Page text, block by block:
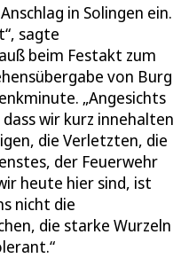
in Solingen ein.
sagte
beim Festakt zum
von Burg
„Angesichts
wir kurz innehalten
die Verletzten, die
der Feuerwehr
heute hier sind, ist
nicht die
die starke Wurzeln